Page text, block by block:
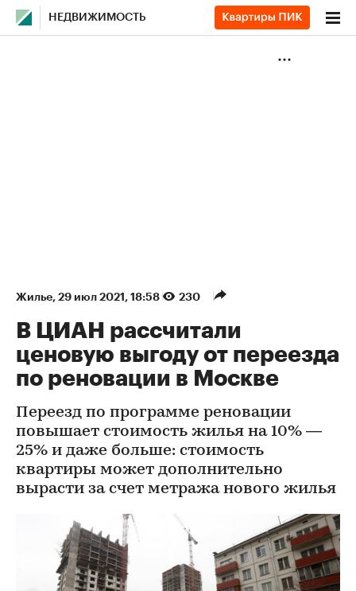
НЕДВИЖИМОСТЬ
Жилье⁠, 29 июл 2021, 18:58 230
В ЦИАН рассчитали
ценовую выгоду от переезда
по реновации в Москве
Переезд по программе реновации
повышает стоимость жилья на 10% —
25% и даже больше: стоимость
квартиры может дополнительно
вырасти за счет метража нового жилья